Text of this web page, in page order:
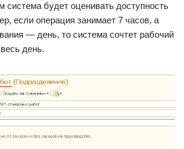
система будет оценивать доступность
если операция занимает 7 часов, а
— день, то система сочтет рабочий
день.